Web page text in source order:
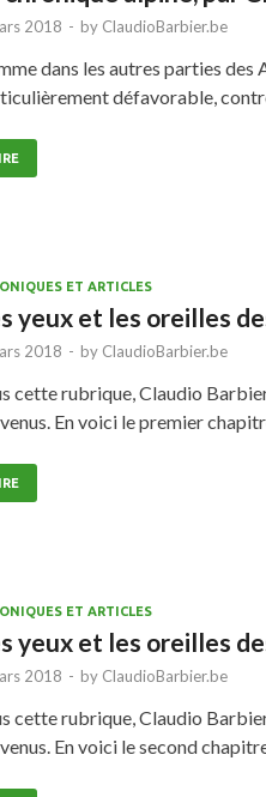
2018 - by ClaudioBarbier.be
dans les autres parties des
défavorable,
ET ARTICLES
yeux et les oreilles
2018 - by ClaudioBarbier.be
cette rubrique, Claudio
En voici le premier
ET ARTICLES
yeux et les oreilles
2018 - by ClaudioBarbier.be
cette rubrique, Claudio
En voici le second